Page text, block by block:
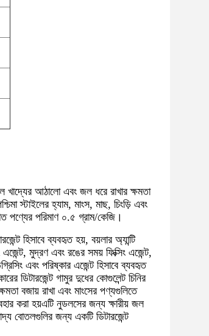
আঠালো এবং জল ধরে রাখার ক্ষমতা
স্টাইলের হ্যাম, মাংস, মাছ, চিংড়ি এবং
পণ্যের পরিমাণ ০.৫ গ্রাম/কেজি।
হিসাবে ব্যবহৃত হয়, বয়লার অ্যান্টি
মুদ্রণ এবং রঙের সময় ফিক্সিং এজেন্ট,
এবং পরিষ্কার এজেন্ট হিসাবে ব্যবহৃত
ডিটারজেন্ট গামুর দুধের কোগুলেন্ট চিনির
বজায় রাখা এবং মাংসের পণ্যগুলিতে
করা হয়এটি নুডলসের জন্য ক্ষারীয় জল
বোতলগুলির জন্য একটি ডিটারজেন্ট